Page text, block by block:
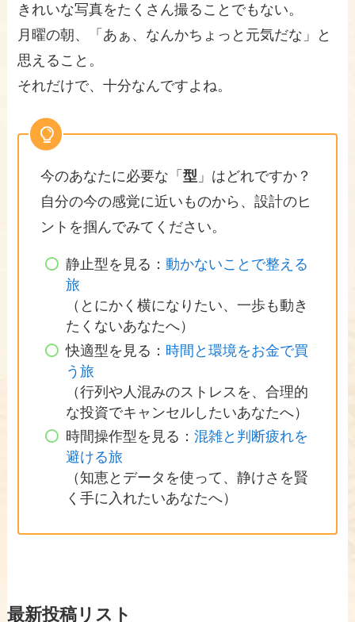
きれいな写真をたくさん撮ることでもない。
月曜の朝、「あぁ、なんかちょっと元気だな」と
思えること。
それだけで、十分なんですよね。
今のあなたに必要な「型 」はどれですか？
自分の今の感覚に近いものから、設計のヒ
ントを掴んでみてください。
静止型を見る： 動かないことで整える
旅
（とにかく横になりたい、一歩も動き
たくないあなたへ）
快適型を見る： 時間と環境をお金で買
う旅
（行列や人混みのストレスを、合理的
な投資でキャンセルしたいあなたへ）
時間操作型を見る： 混雑と判断疲れを
避ける旅
（知恵とデータを使って、静けさを賢
く手に入れたいあなたへ）
最新投稿リスト